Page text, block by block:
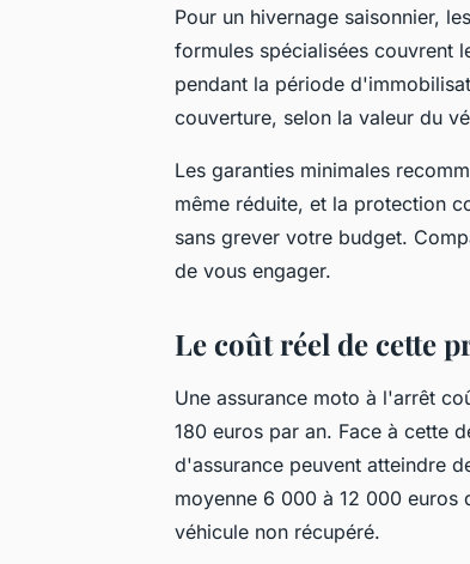
Pour un hivernage saisonnier, les
formules spécialisées couvrent
pendant la période
couverture, selon la valeur du
Les garanties minimales
même réduite, et la protection
sans grever votre budget.
de vous engager.
Le coût réel de cette
Une assurance moto à l'arrêt
180 euros par an. Face à cette
d'assurance peuvent atteindre
moyenne 6 000 à 12 000 euros
véhicule non récupéré.